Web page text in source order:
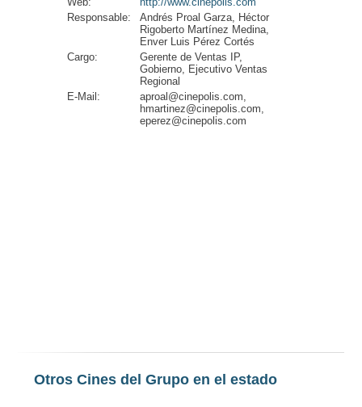
Responsable:
Andrés Proal Garza, Héctor
Rigoberto Martínez Medina,
Enver Luis Pérez Cortés
Cargo:
Gerente de Ventas IP,
Gobierno, Ejecutivo Ventas
Regional
E-Mail:
aproal@cinepolis.com,
hmartinez@cinepolis.com,
eperez@cinepolis.com
Otros Cines del Grupo en el estado